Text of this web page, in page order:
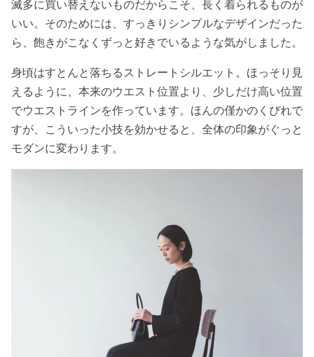
滅多に買い替えないものだからこそ、長く着られるものが
いい。そのためには、すっきりシンプルなデザインだった
ら、飽きがこなくずっと好きでいるような気がしました。
身頃はすとんと落ちるストレートシルエット。ほっそり見
えるように、本来のウエスト位置より、少しだけ高い位置
でウエストラインを作っています。ほんの僅かのくびれで
すが、こういった小技を効かせると、全体の印象がぐっと
モダンに変わります。